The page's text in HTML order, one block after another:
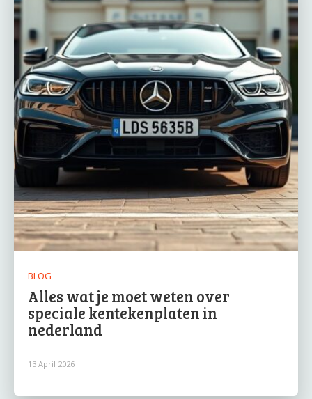
BLOG
Alles wat je moet weten over
speciale kentekenplaten in
nederland
13 April 2026